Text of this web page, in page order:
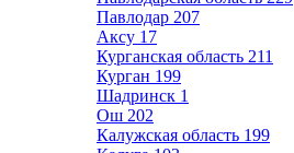
Павлодар 207
Аксу 17
Курганская область 211
Курган 199
Шадринск 1
Ош 202
Калужская область 199